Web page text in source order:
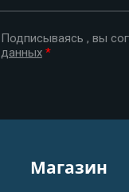
Подписываясь , вы
данных *
Магазин